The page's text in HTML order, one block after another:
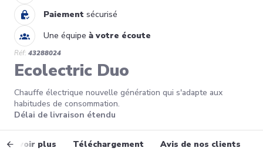
Paiement sécurisé
Une équipe à votre écoute
Réf: 43288024
Ecolectric Duo
Chauffe électrique nouvelle génération qui s'adapte aux
habitudes de consommation.
Délai de livraison étendu
savoir plus Téléchargement Avis de nos clients